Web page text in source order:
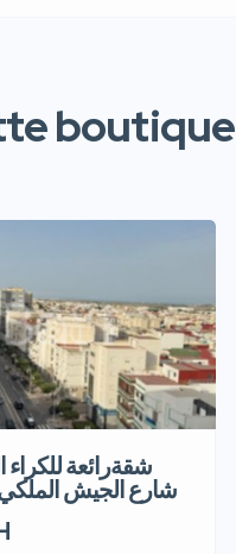
boutique
شقةرائعة للكراء
شارع الجيش